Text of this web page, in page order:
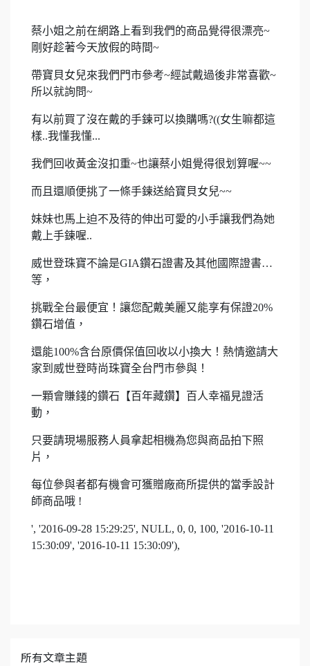
蔡小姐之前在網路上看到我們的商品覺得很漂亮~
剛好趁著今天放假的時間~
帶寶貝女兒來我們門市參考~經試戴過後非常喜歡~
所以就詢問~
有以前買了沒在戴的手鍊可以換購嗎?((女生嘛都這
樣..我懂我懂...
我們回收黃金沒扣重~也讓蔡小姐覺得很划算喔~~
而且還順便挑了一條手鍊送給寶貝女兒~~
妹妹也馬上迫不及待的伸出可愛的小手讓我們為她
戴上手鍊喔..
威世登珠寶不論是GIA鑽石證書及其他國際證書…
等，
挑戰全台最便宜！讓您配戴美麗又能享有保證20%
鑽石增值，
還能100%含台原價保值回收以小換大！熱情邀請大
家到威世登時尚珠寶全台門市參與！
一顆會賺錢的鑽石【百年藏鑽】百人幸福見證活
動，
只要請現場服務人員拿起相機為您與商品拍下照
片，
每位參與者都有機會可獲贈廠商所提供的當季設計
師商品哦 !
', '2016-09-28 15:29:25', NULL, 0, 0, 100, '2016-10-11
15:30:09', '2016-10-11 15:30:09'),
所有文章主題